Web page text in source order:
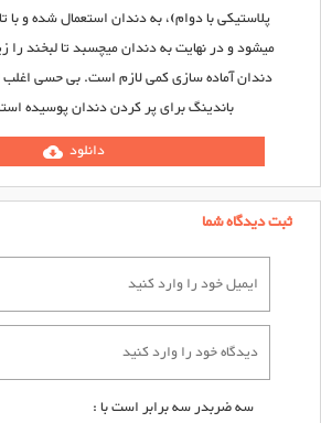
پلاستیکی با دوام)، به دندان استعمال شده و
میشود و در نهایت به دندان میچسبد تا لبخند را
دندان آماده سازی کمی لازم است. بی حسی
باندینگ برای پر کردن دندان پوسیده
دانلود cloud_download
ثبت دیدگاه شما
سه ضربدر سه برابر است با :